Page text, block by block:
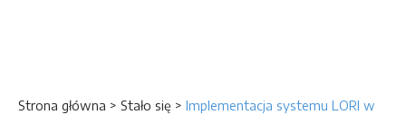
Strona główna > Stało się > Implementacja systemu LORI w